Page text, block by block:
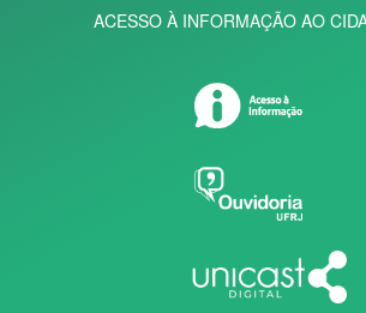
ACESSO À INFORMAÇÃO AO